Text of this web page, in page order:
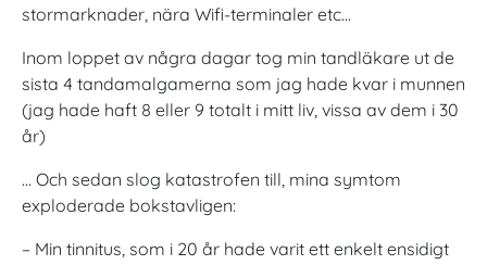
stormarknader, nära Wifi-terminaler etc…
Inom loppet av några dagar tog min tandläkare ut de
sista 4 tandamalgamerna som jag hade kvar i munnen
(jag hade haft 8 eller 9 totalt i mitt liv, vissa av dem i 30
år)
… Och sedan slog katastrofen till, mina symtom
exploderade bokstavligen:
– Min tinnitus, som i 20 år hade varit ett enkelt ensidigt